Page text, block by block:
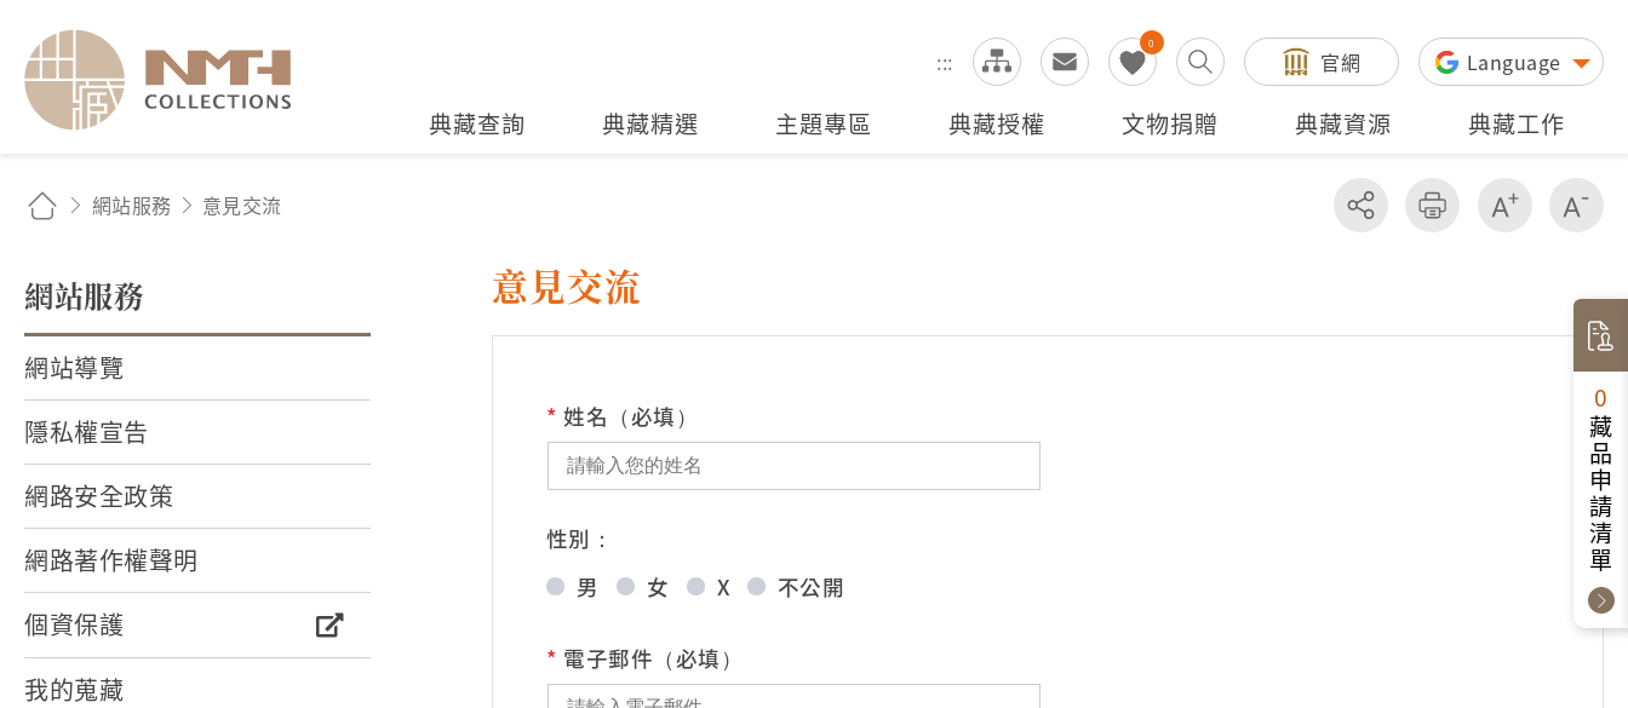
:::
0
全站搜尋 官網 Language
典藏查詢 典藏精選 主題專區 典藏授權 文物捐贈 典藏資源 典藏工作
網站服務 意見交流 分享 友善列印 增加字級
網站服務
網站導覽
隱私權宣告
網路安全政策
網路著作權聲明
個資保護
我的蒐藏
意見交流
* 姓名（必填）
性別：
男
女 X 不公開
* 電子郵件（必填）
0
藏品申請清單